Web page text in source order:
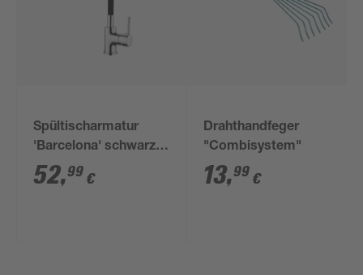
Spültischarmatur
'Barcelona' schwarz
flexibel
52,99 €
Drahthandfeger
"Combisystem"
13,99 €